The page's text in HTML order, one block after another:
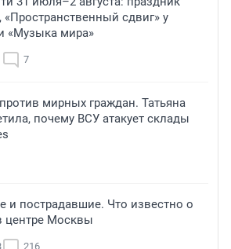
сдвиг» у
«Музыка мира»
7
мирных граждан. Татьяна
почему ВСУ атакует склады
и пострадавшие. Что известно о
центре Москвы
216